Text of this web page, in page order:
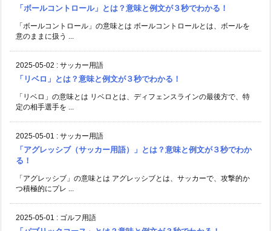
「ボールコントロール」とは？意味と例文が３秒でわかる！
「ボールコントロール」の意味とは ボールコントロールとは、ボールを
意のままに扱う ...
2025-05-02 : サッカー用語
「リベロ」とは？意味と例文が３秒でわかる！
「リベロ」の意味とは リベロとは、ディフェンスラインの最後方で、特
定の相手選手を ...
2025-05-01 : サッカー用語
「アグレッシブ（サッカー用語）」とは？意味と例文が３秒でわか
る！
「アグレッシブ」の意味とは アグレッシブとは、サッカーで、攻撃的か
つ積極的にプレ ...
2025-05-01 : ゴルフ用語